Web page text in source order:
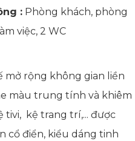
: Phòng khách, phòng
việc, 2 WC
mở rộng không gian liền
màu trung tính và khiêm
tivi, kệ trang trí,... được
cổ điển, kiểu dáng tinh